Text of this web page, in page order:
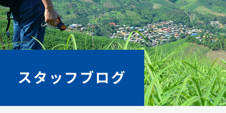
スタッフブログ